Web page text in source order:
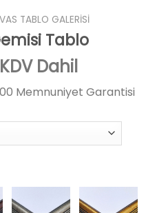
TABLO GALERISI
Tablo
KDV Dahil
Memnuniyet Garantisi